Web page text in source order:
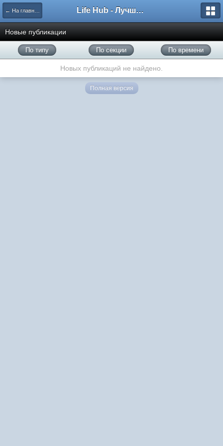
← На главную Life Hub - Лучшие компьютерные игры мира
Новые публикации
По типу По секции По времени
Новых публикаций не найдено.
Полная версия